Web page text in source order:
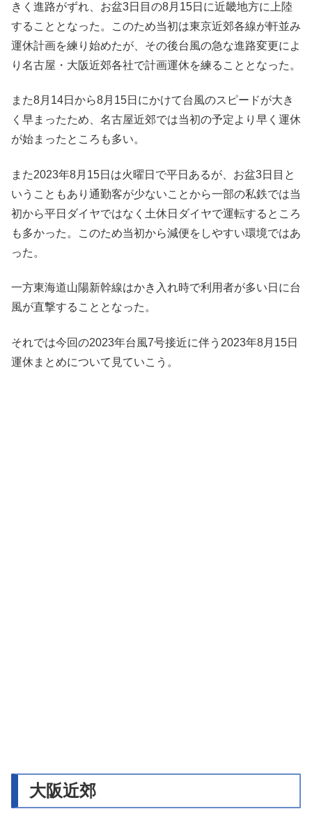
きく進路がずれ、お盆3日目の8月15日に近畿地方に上陸
することとなった。このため当初は東京近郊各線が軒並み
運休計画を練り始めたが、その後台風の急な進路変更によ
り名古屋・大阪近郊各社で計画運休を練ることとなった。
また8月14日から8月15日にかけて台風のスピードが大き
く早まったため、名古屋近郊では当初の予定より早く運休
が始まったところも多い。
また2023年8月15日は火曜日で平日あるが、お盆3日目と
いうこともあり通勤客が少ないことから一部の私鉄では当
初から平日ダイヤではなく土休日ダイヤで運転するところ
も多かった。このため当初から減便をしやすい環境ではあ
った。
一方東海道山陽新幹線はかき入れ時で利用者が多い日に台
風が直撃することとなった。
それでは今回の2023年台風7号接近に伴う2023年8月15日
運休まとめについて見ていこう。
大阪近郊